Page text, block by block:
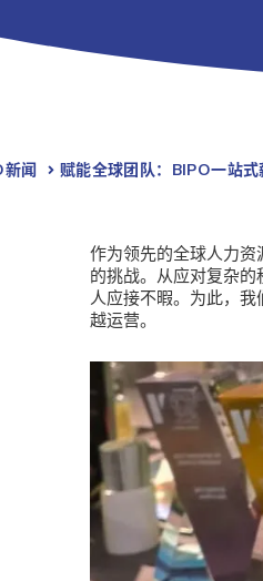
新闻​ 赋能全球团队：BIPO一站
作为领先的全球人力资
的挑战。从应对复杂
人应接不暇。为此，
越运营。